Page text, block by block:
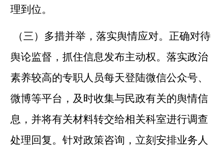
理到位。
（三）多措并举，落实舆情应对。 正确对待
舆论监督，抓住信息发布主动权。落实政治
素养较高的专职人员每天登陆微信公众号、
微博等平台，及时收集与民政有关的舆情信
息，并将有关材料转交给相关科室进行调查
处理回复。针对政策咨询，立刻安排业务人